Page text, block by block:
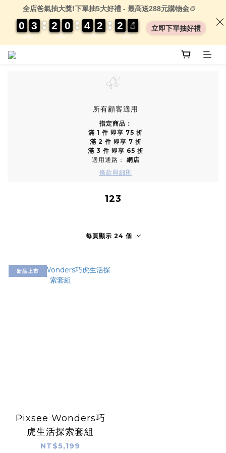
所有顧客適用
指定商品：
滿 1 件 即享 75 折
滿 2 件 即享 7 折
滿 3 件 即享 65 折
適用通路： 網店
條款與細則
123
每頁顯示 24 個
新品上市
Pixsee Wonders巧
虎生活探索套組
NT$5,199
全店爸氣抽大獎❗下單抽5大好禮 - 最高送288元購物金🪙
DAYS
0
0
0
0 3
3
3
3
HRS
2
2
2
2 0
0
0
0
MIN
4
4
4
4 2
2
2
2
SEC
2
2
2
2 0
0
4
4
4
4 立即下單抽好禮